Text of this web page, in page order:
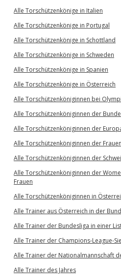
Alle Torschützenkönige in Italien
Alle Torschützenkönige in Portugal
Alle Torschützenkönige in Schottland
Alle Torschützenkönige in Schweden
Alle Torschützenkönige in Spanien
Alle Torschützenkönige in Österreich
Alle Torschützenköniginnen bei
Alle Torschützenköniginnen der
Alle Torschützenköniginnen der
Alle Torschützenköniginnen der
Alle Torschützenköniginnen der
Alle Torschützenköniginnen der
Frauen
Alle Torschützenköniginnen in
Alle Trainer aus Österreich in der
Alle Trainer der Bundesliga in einer
Alle Trainer der Champions-League-
Alle Trainer der Nationalmannschaft
Alle Trainer des Jahres